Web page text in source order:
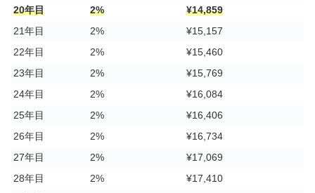
20年目
2%
¥14,859
21年目
2%
¥15,157
22年目
2%
¥15,460
23年目
2%
¥15,769
24年目
2%
¥16,084
25年目
2%
¥16,406
26年目
2%
¥16,734
27年目
2%
¥17,069
28年目
2%
¥17,410